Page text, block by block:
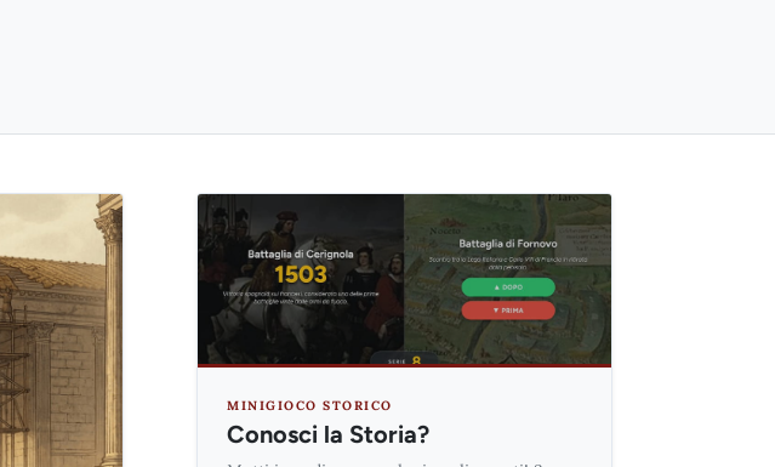
MINIGIOCO STORICO
Conosci la Storia?